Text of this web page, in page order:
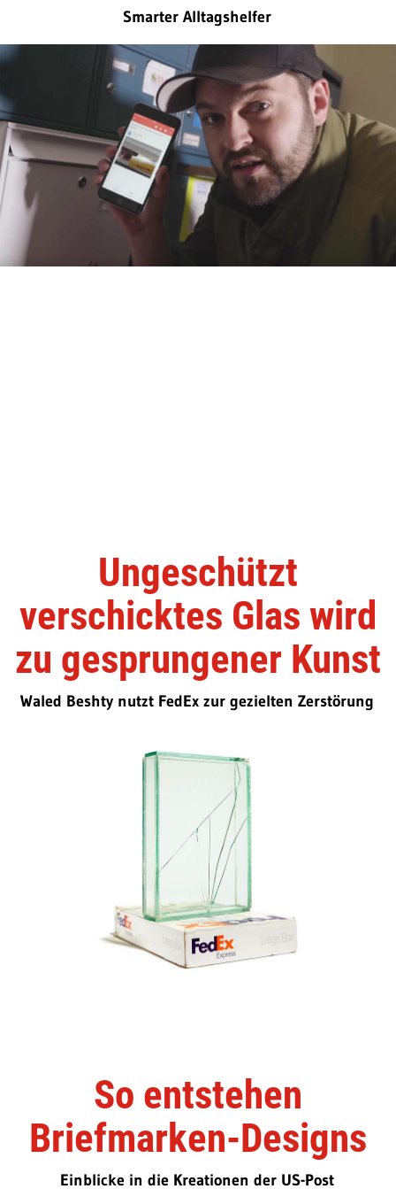
Smarter Alltagshelfer
Ungeschützt
verschicktes Glas wird
zu gesprungener Kunst
Waled Beshty nutzt FedEx zur gezielten Zerstörung
So entstehen
Briefmarken-Designs
Einblicke in die Kreationen der US-Post